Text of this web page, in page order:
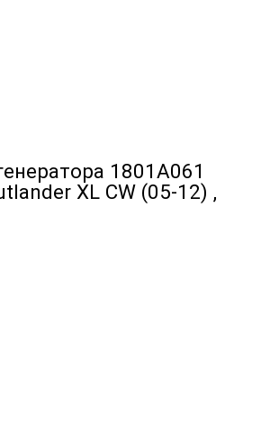
1801A061
XL CW (05-12) ,